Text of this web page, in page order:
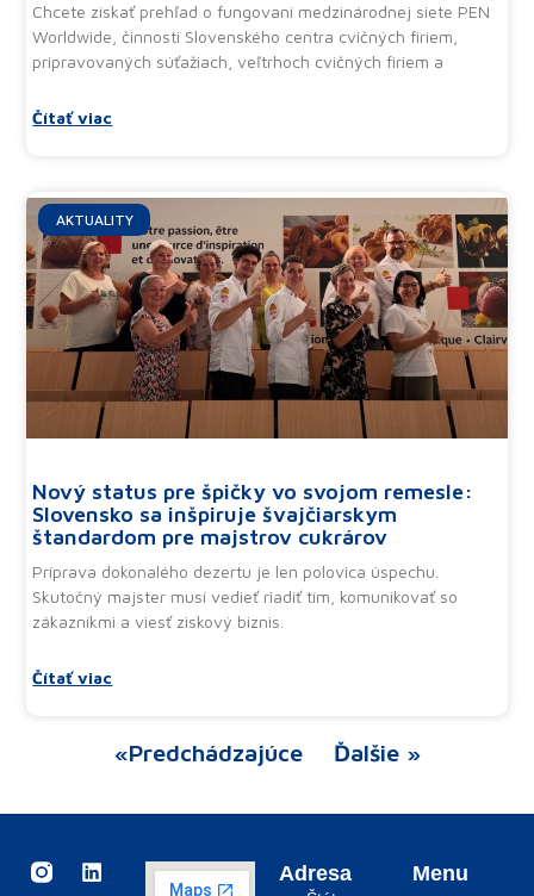
Chcete získať prehľad o fungovaní medzinárodnej siete PEN
Worldwide, činnosti Slovenského centra cvičných firiem,
pripravovaných súťažiach, veľtrhoch cvičných firiem a
Čítať viac
AKTUALITY
Nový status pre špičky vo svojom remesle:
Slovensko sa inšpiruje švajčiarskym
štandardom pre majstrov cukrárov
Príprava dokonalého dezertu je len polovica úspechu.
Skutočný majster musí vedieť riadiť tím, komunikovať so
zákazníkmi a viesť ziskový biznis.
Čítať viac
«Predchádzajúce Ďalšie »
I
L
F
Y
Adresa Menu